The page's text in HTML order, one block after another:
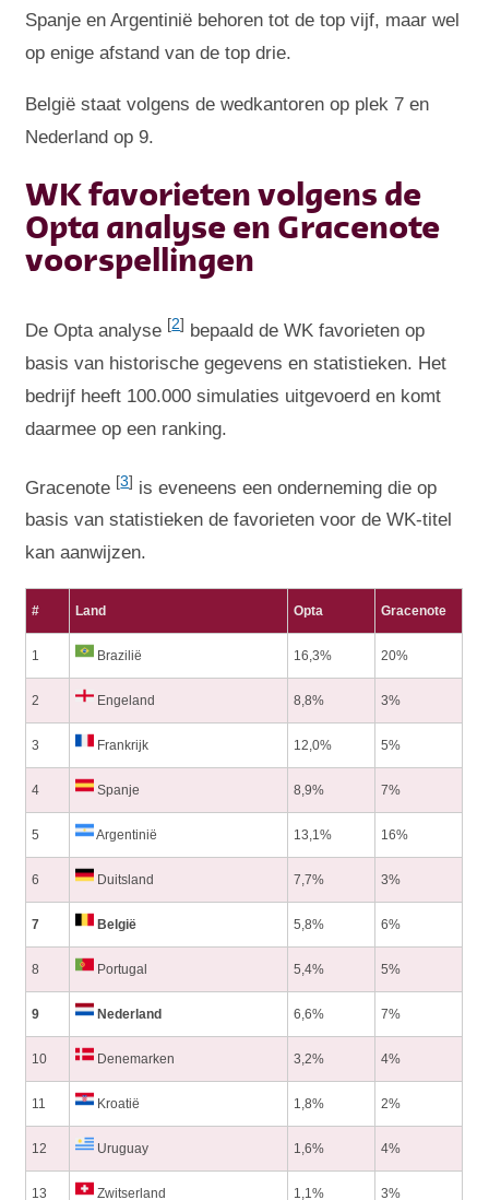
Spanje en Argentinië behoren tot de top vijf, maar wel
op enige afstand van de top drie.
België staat volgens de wedkantoren op plek 7 en
Nederland op 9.
WK favorieten volgens de
Opta analyse en Gracenote
voorspellingen
De Opta analyse [2] bepaald de WK favorieten op
basis van historische gegevens en statistieken. Het
bedrijf heeft 100.000 simulaties uitgevoerd en komt
daarmee op een ranking.
Gracenote [3] is eveneens een onderneming die op
basis van statistieken de favorieten voor de WK-titel
kan aanwijzen.
# Land Opta Gracenote
1 Brazilië 16,3% 20%
2 Engeland 8,8% 3%
3 Frankrijk 12,0% 5%
4 Spanje 8,9% 7%
5 Argentinië 13,1% 16%
6 Duitsland 7,7% 3%
7 België 5,8% 6%
8 Portugal 5,4% 5%
9 Nederland 6,6% 7%
10 Denemarken 3,2% 4%
11 Kroatië 1,8% 2%
12 Uruguay 1,6% 4%
13 Zwitserland 1,1% 3%